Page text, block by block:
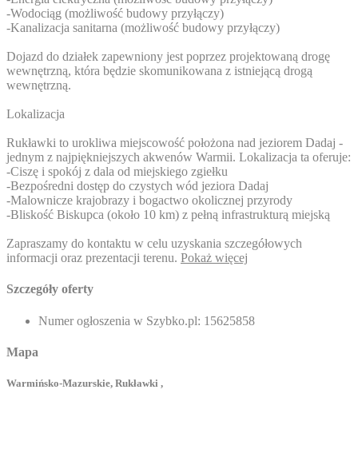
-Wodociąg (możliwość budowy przyłączy)
-Kanalizacja sanitarna (możliwość budowy przyłączy)
Dojazd do działek zapewniony jest poprzez projektowaną drogę
wewnętrzną, która będzie skomunikowana z istniejącą drogą
wewnętrzną.
Lokalizacja
Rukławki to urokliwa miejscowość położona nad jeziorem Dadaj -
jednym z najpiękniejszych akwenów Warmii. Lokalizacja ta oferuje:
-Ciszę i spokój z dala od miejskiego zgiełku
-Bezpośredni dostęp do czystych wód jeziora Dadaj
-Malownicze krajobrazy i bogactwo okolicznej przyrody
-Bliskość Biskupca (około 10 km) z pełną infrastrukturą miejską
Zapraszamy do kontaktu w celu uzyskania szczegółowych
informacji oraz prezentacji terenu. Pokaż więcej
Szczegóły oferty
Numer ogłoszenia w Szybko.pl: 15625858
Mapa
Warmińsko-Mazurskie, Rukławki ,